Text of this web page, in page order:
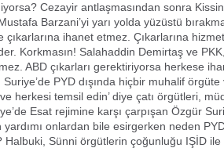
Cezayir antlaşmasından sonra
Barzani’yi yarı yolda yüzüstü
çıkarlarına ihanet etmez. Çıkarlarına
Korkmasın! Salahaddin Demirtaş ve PKK,
ABD çıkarları gerektiriyorsa herkese
PYD dışında hiçbir muhalif örgüte
herkesi temsil edin’ diye çatı örgütleri,
Esat rejimine karşı çarpışan Özgür
onlardan bile esirgerken neden
Halbuki, Sünni örgütlerin çoğunluğu IŞİD